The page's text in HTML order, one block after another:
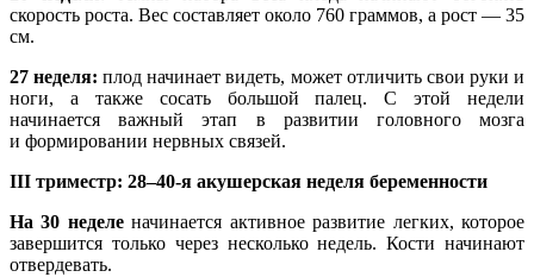
скорость роста. Вес составляет около 760 граммов, а рост — 35
см.
27 неделя: плод начинает видеть, может отличить свои руки и
ноги, а также сосать большой палец. С этой недели
начинается важный этап в развитии головного мозга
и формировании нервных связей.
III триместр: 28–40-я акушерская неделя беременности
На 30 неделеначинается активное развитие легких, которое
завершится только через несколько недель. Кости начинают
отвердевать.